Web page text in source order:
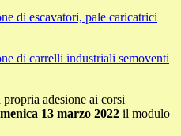
di escavatori, pale caricatrici
di carrelli industriali semoventi
adesione ai corsi
13 marzo 2022 il modulo